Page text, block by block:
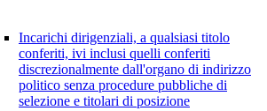
Incarichi dirigenziali, a qualsiasi titolo
conferiti, ivi inclusi quelli conferiti
discrezionalmente dall'organo di indirizzo
politico senza procedure pubbliche di
selezione e titolari di posizione